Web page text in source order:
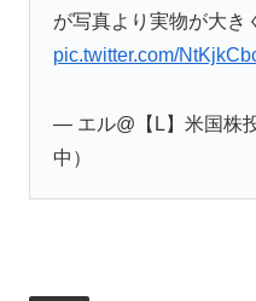
が写真より実物が大き
pic.twitter.com/
— エル@【L】米国株
中）